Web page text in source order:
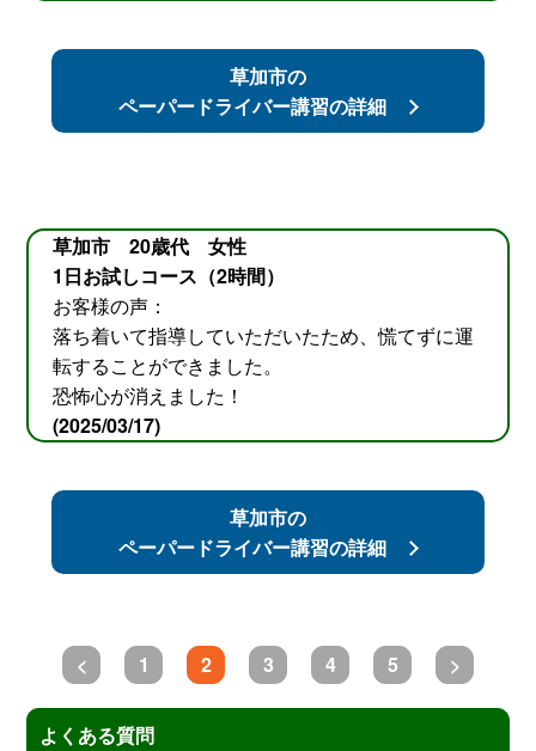
草加市の
ペーパードライバー講習の詳細
草加市 20歳代 女性
1日お試しコース（2時間）
お客様の声：
落ち着いて指導していただいたため、慌てずに運
転することができました。
恐怖心が消えました！
(2025/03/17)
草加市の
ペーパードライバー講習の詳細
< 1 2 3 4 5 >
よくある質問